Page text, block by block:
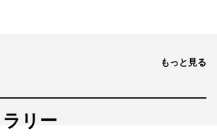
もっと見る
リー